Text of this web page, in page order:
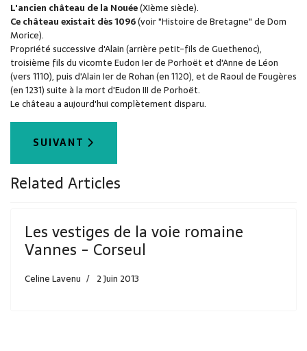
L'ancien château de la Nouée(XIème siècle).
Ce château existait dès 1096(voir "Histoire de Bretagne" de Dom
Morice).
Propriété successive d'Alain (arrière petit-fils de Guethenoc),
troisième fils du vicomte Eudon Ier de Porhoët et d'Anne de Léon
(vers 1110), puis d'Alain Ier de Rohan (en 1120), et de Raoul de Fougères
(en 1231) suite à la mort d'Eudon III de Porhoët.
Le château a aujourd'hui complètement disparu.
ARTICLE SUIVANT : LES VESTIGES DE LA VOIE
SUIVANT
Related Articles
Les vestiges de la voie romaine
Vannes - Corseul
Celine Lavenu 2 Juin 2013